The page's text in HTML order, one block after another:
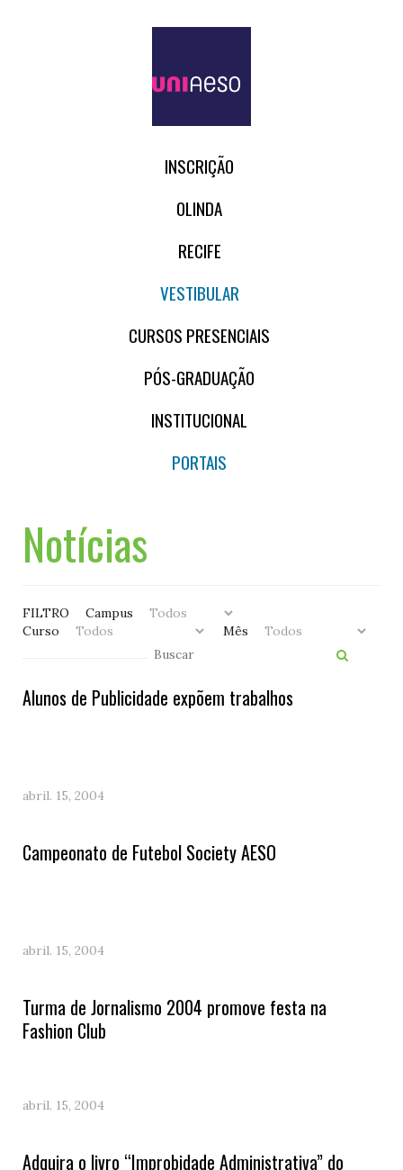
INSCRIÇÃO
OLINDA
RECIFE
VESTIBULAR
CURSOS PRESENCIAIS
PÓS-GRADUAÇÃO
INSTITUCIONAL
PORTAIS
Notícias
FILTRO
Campus
Curso
Mês
Alunos de Publicidade expõem trabalhos
abril. 15, 2004
Campeonato de Futebol Society AESO
abril. 15, 2004
Turma de Jornalismo 2004 promove festa na
Fashion Club
abril. 15, 2004
Adquira o livro “Improbidade Administrativa” do